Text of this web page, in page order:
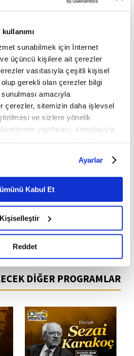
sunabilmek için İnternet
üçüncü kişilere ait çerezler
vasıtasıyla çeşitli kişisel
gerekli olan çerezler bilgi
amacıyla
çerezler, sitemizin daha işlevsel
ve sizlere yönelik
yapılması, amaçlarıyla
dahilinde kullanılacaktır.
ilişkin detaylı bilgi için
Çerez Bilgilendirme
Korunması Kanunu uyarınca
kapsamında
faaliyetleri ile ilgili daha
lütfentıklayınız.
Ayarlar
Kabul Et
Kişiselleştir
Reddet
Video Editör:
💠💠💠
SOSYAL MEDYADA!
sosyal medya adreslerinden
edebilirsiniz;
TWITTER
FACEBOOK
YOUTUBE🔔
uygulamasını ise buradan
DİĞER PROGRAMLAR